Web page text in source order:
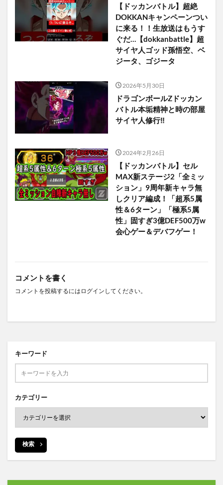
【ドッカンバトル】超絶
DOKKANキャンペーンつい
に来る！！生放送はもうす
ぐだ…【dokkanbattle】超
サイヤ人ゴッド孫悟空、ベ
ジータ、ゴジータ
2026年5月30日
ドラゴンボールZドッカン
バトル本垢精神と時の部屋
サイヤ人修行‼️
2024年2月26日
【ドッカンバトル】セル
MAX新ステージ2「全ミッ
ション」9周年新キャラ無
しクリア編成！「超系5属
性＆6ターン」「極系5属
性」固すぎ3億DEF500万w
会心ゲー＆デバフゲー！
コメントを書く
コメントを投稿するには ログイン してください。
キーワード
カテゴリー
検索